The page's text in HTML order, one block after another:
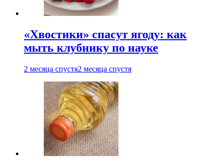
«Хвостики» спасут ягоду: как
мыть клубнику по науке
2 месяца спустя2 месяца спустя